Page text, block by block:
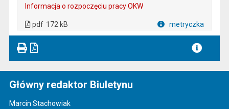
Informacja o rozpoczęciu pracy OKW
pdf 172 kB metryczka
Główny redaktor Biuletynu
Marcin Stachowiak